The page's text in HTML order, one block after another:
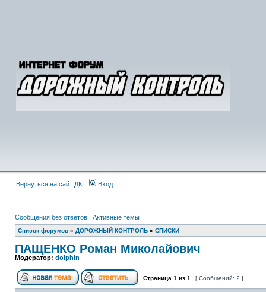
Вернуться на сайт ДК Вход
Сообщения без ответов | Активные темы
Список форумов » ДОРОЖНЫЙ КОНТРОЛЬ » СПИСКИ
ПАЩЕНКО Роман Миколайович
Модератор: dolphin
Страница 1 из 1 [ Сообщений: 2 ]